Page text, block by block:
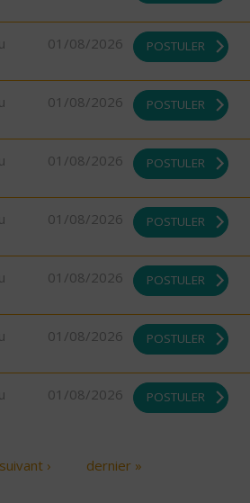
01/08/2026 POSTULER
01/08/2026 POSTULER
01/08/2026 POSTULER
01/08/2026 POSTULER
01/08/2026 POSTULER
01/08/2026 POSTULER
01/08/2026 POSTULER
suivant › dernier »